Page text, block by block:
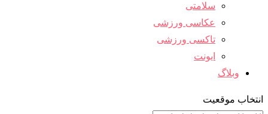
سلامتی
عکاسی ورزشی
تاکسی ورزشی
ایونت
وبلاگ
انتخاب موقعیت